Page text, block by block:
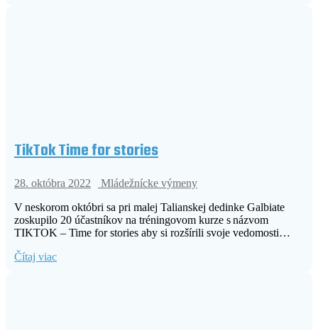
TikTok Time for stories
28. októbra 2022
Mládežnícke výmeny
V neskorom októbri sa pri malej Talianskej dedinke Galbiate
zoskupilo 20 účastníkov na tréningovom kurze s názvom
TIKTOK – Time for stories aby si rozšírili svoje vedomosti…
Čítaj viac